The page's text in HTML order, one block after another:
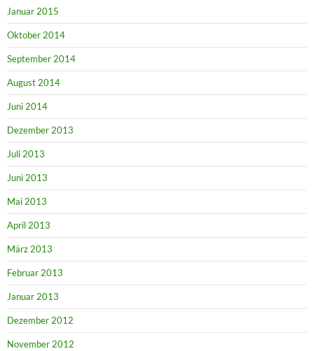
Januar 2015
Oktober 2014
September 2014
August 2014
Juni 2014
Dezember 2013
Juli 2013
Juni 2013
Mai 2013
April 2013
März 2013
Februar 2013
Januar 2013
Dezember 2012
November 2012